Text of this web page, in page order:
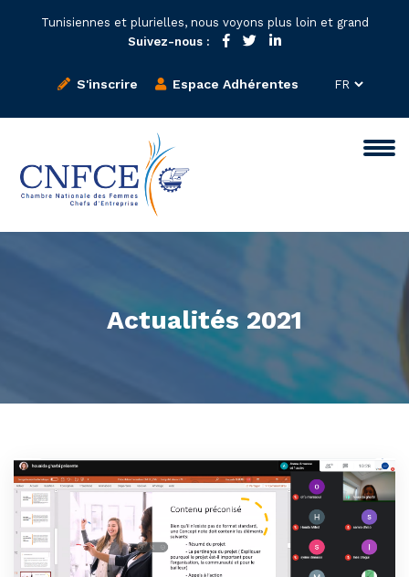
Tunisiennes et plurielles, nous voyons plus loin et grand
Suivez-nous :
S'inscrire Espace Adhérentes
Actualités 2021